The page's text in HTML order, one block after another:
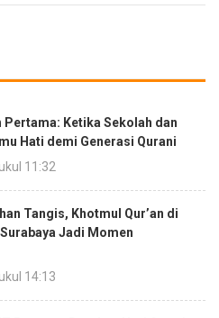
Pertama: Ketika Sekolah dan
Hati demi Generasi Qurani
11:32
Tangis, Khotmul Qur’an di
Jadi Momen
14:13